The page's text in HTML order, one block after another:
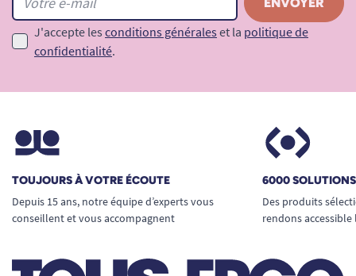
Version non inclinable disponiblepour un
usage standard ou mixte.
Poids et dimensions pensés
Qualité professionnelle, recommandée par
en institution comme à la maison.
Caractéristiques techniques détaillées
:
Diamètre du manche :3,5 cm
Longueur :18 à 20 cm
(selon le couvert)
Poids total du set :
410 g
J'accepte les conditions générales et la politique de
confidentialité.
TOUJOURS À VOTRE ÉCOUTE
Depuis 15 ans, notre équipe d’experts vous
conseillent et vous accompagnent
6000
Des produits
rendons